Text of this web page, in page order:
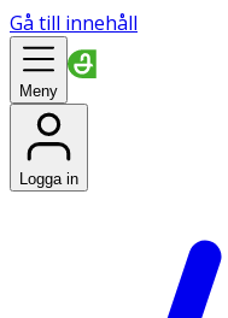
Gå till innehåll
Meny
Logga in